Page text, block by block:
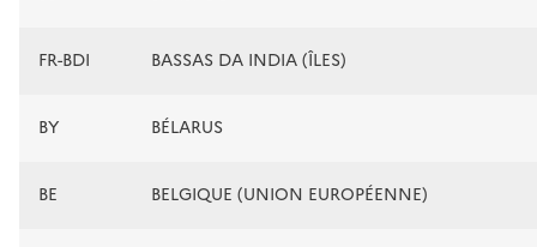
FR-BDI BASSAS DA INDIA (ÎLES)
BY BÉLARUS
BE BELGIQUE (UNION EUROPÉENNE)